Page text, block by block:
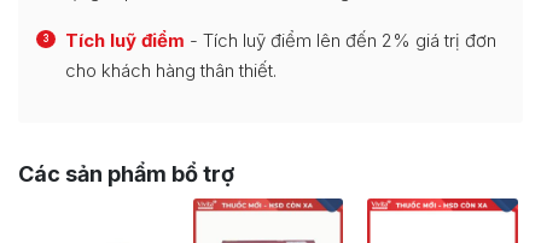
3 Tích luỹ điểm - Tích luỹ điểm lên đến 2% giá trị đơn
cho khách hàng thân thiết.
Các sản phẩm bổ trợ